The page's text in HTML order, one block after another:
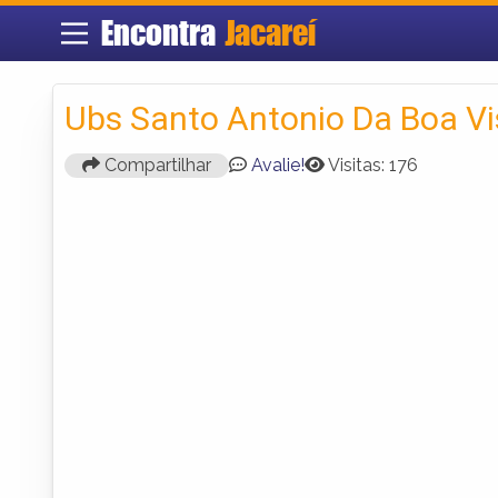
Encontra Jacareí
Ubs Santo Antonio Da Boa
Compartilhar Avalie! Visitas: 176